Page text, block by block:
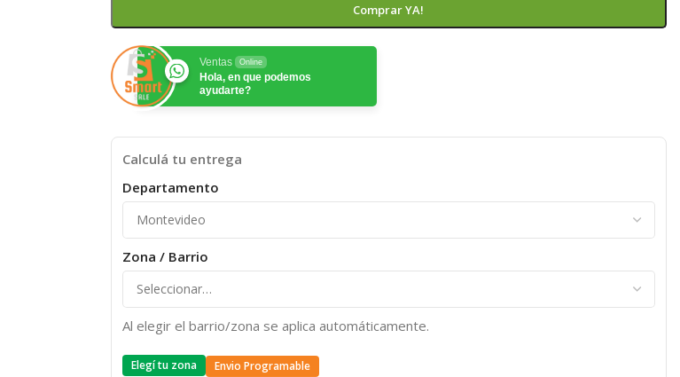
Comprar YA!
Ventas Online
Hola, en que podemos
ayudarte?
Calculá tu entrega
Departamento
Zona / Barrio
Al elegir el barrio/zona se aplica automáticamente.
Elegí tu zona Envio Programable